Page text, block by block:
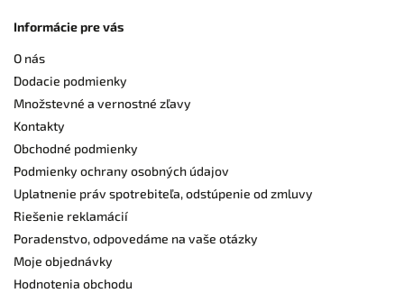
Informácie pre vás
O nás
Dodacie podmienky
Množstevné a vernostné zľavy
Kontakty
Obchodné podmienky
Podmienky ochrany osobných údajov
Uplatnenie práv spotrebiteľa, odstúpenie od zmluvy
Riešenie reklamácií
Poradenstvo, odpovedáme na vaše otázky
Moje objednávky
Hodnotenia obchodu